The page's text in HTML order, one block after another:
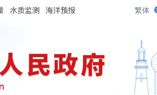
水质监测 海洋预报 繁体